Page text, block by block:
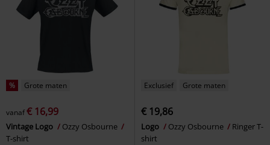
% Grote maten
vanaf€ 16,99
Vintage Logo
Ozzy Osbourne
T-shirt
Exclusief Grote maten
€ 19,86
Logo Ozzy Osbourne
Ringer T-
shirt